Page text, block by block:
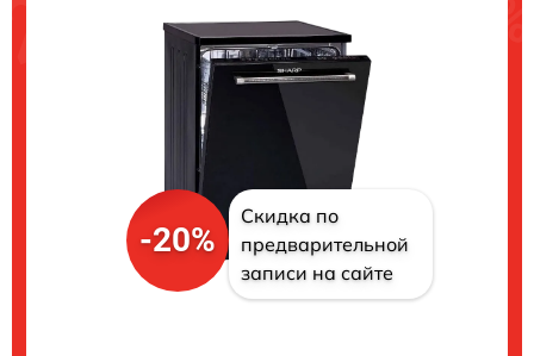
-20%
Скидка по
предварительной
записи на сайте